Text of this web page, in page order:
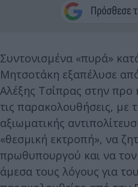
Συντονισμένα «πυρά»
Μητσοτάκη εξαπέλυσε
Αλέξης Τσίπρας στην προ
τις παρακολουθήσεις, με
αξιωματικής
«θεσμική εκτροπή», να
πρωθυπουργού και να
άμεσα τους λόγους για